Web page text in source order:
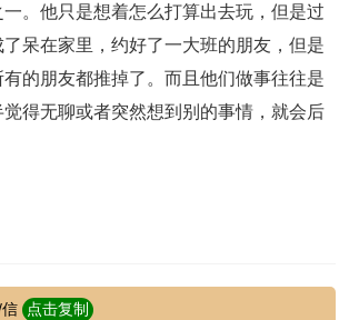
其他
。他只是想着怎么打算出去玩，但是过
呆在家里，约好了一大班的朋友，但是
的朋友都推掉了。而且他们做事往往是
得无聊或者突然想到别的事情，就会后
点击复制